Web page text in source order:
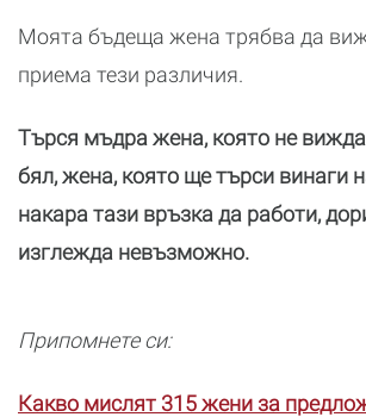
Моята бъдеща жена трябва да
приема тези различия.
Търся мъдра жена, която не
бял, жена, която ще търси винаги
накара тази връзка да работи,
изглежда невъзможно.
Припомнете си:
Какво мислят 315 жени за